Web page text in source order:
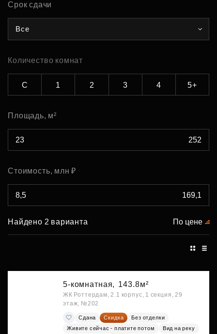
Срок сдачи
Все
Количество комнат
С 1 2 3 4 5+
Площадь, м²
Стоимость, млн ₽
Найдено 2 варианта По цене
5-комнатная, 143.8м²
ЖК Роттердам, 2.1 корпус, 1 секция, 29
этаж, №202
Сдана Скидка
Без отделки
Живите сейчас - платите потом
Вид на реку